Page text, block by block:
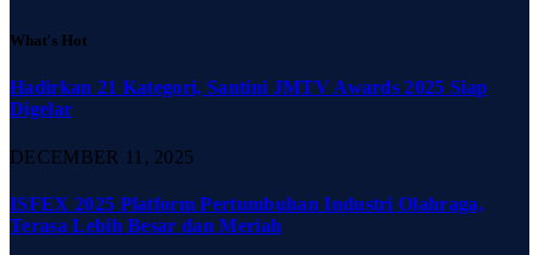
What's Hot
Hadirkan 21 Kategori, Santini JMTV Awards 2025 Siap
Digelar
DECEMBER 11, 2025
ISFEX 2025 Platform Pertumbuhan Industri Olahraga,
Terasa Lebih Besar dan Meriah